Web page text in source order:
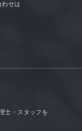
わせは
士・スタッフを